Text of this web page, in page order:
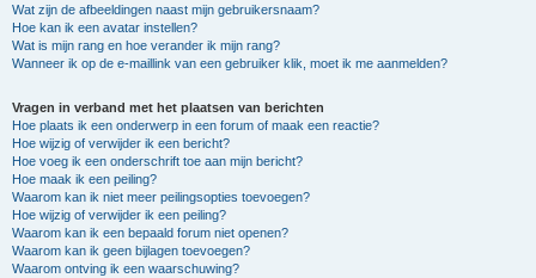
Wat zijn de afbeeldingen naast mijn gebruikersnaam?
Hoe kan ik een avatar instellen?
Wat is mijn rang en hoe verander ik mijn rang?
Wanneer ik op de e-maillink van een gebruiker klik, moet ik me aanmelden?
Vragen in verband met het plaatsen van berichten
Hoe plaats ik een onderwerp in een forum of maak een reactie?
Hoe wijzig of verwijder ik een bericht?
Hoe voeg ik een onderschrift toe aan mijn bericht?
Hoe maak ik een peiling?
Waarom kan ik niet meer peilingsopties toevoegen?
Hoe wijzig of verwijder ik een peiling?
Waarom kan ik een bepaald forum niet openen?
Waarom kan ik geen bijlagen toevoegen?
Waarom ontving ik een waarschuwing?